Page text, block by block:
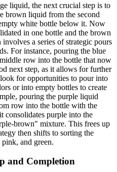
liquid, the next crucial step is to
brown liquid from the second
white bottle below it. Now
in one bottle and the brown
a series of strategic pours
For instance, pouring the blue
row into the bottle that now
next step, as it allows for further
for opportunities to pour into
or into empty bottles to create
pouring the purple liquid
row into the bottle with the
consolidates purple into the
brown" mixture. This frees up
then shifts to sorting the
and green.
and Completion